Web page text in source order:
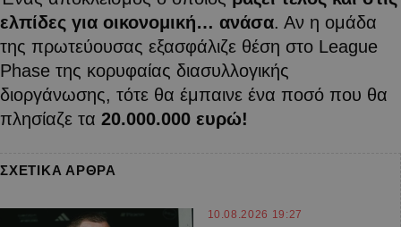
ελπίδες για οικονομική… ανάσα. Αν η ομάδα
της πρωτεύουσας εξασφάλιζε θέση στο League
Phase της κορυφαίας διασυλλογικής
διοργάνωσης, τότε θα έμπαινε ένα ποσό που θα
πλησίαζε τα 20.000.000 ευρώ!
ΣΧΕΤΙΚΑ ΑΡΘΡΑ
10.08.2026 19:27